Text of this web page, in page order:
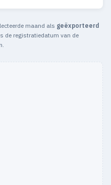
maand als geëxporteerd
de registratiedatum van de